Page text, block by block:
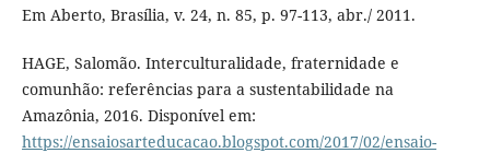
Em Aberto, Brasília, v. 24, n. 85, p. 97-113, abr./ 2011.
HAGE, Salomão. Interculturalidade, fraternidade e
comunhão: referências para a sustentabilidade na
Amazônia, 2016. Disponível em:
https://ensaiosarteducacao.blogspot.com/2017/02/ensaio-